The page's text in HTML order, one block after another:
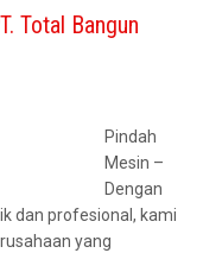
Total Bangun
Pindah
Mesin –
Dengan
dan profesional, kami
yang